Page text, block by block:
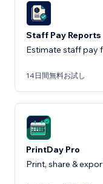
Staff Pay Reports
Estimate staff pay
14日間無料お試し
PrintDay Pro
Print, share &